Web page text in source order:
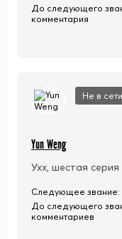
До следующего
комментария
Не в сети
Yun Weng
Ухх, шестая
Следующее звание:
До следующего
комментариев